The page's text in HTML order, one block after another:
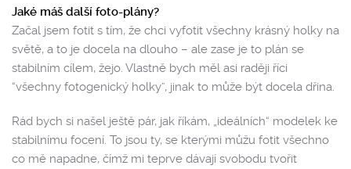
Jaké máš další foto-plány?
Začal jsem fotit s tím, že chci vyfotit všechny krásný holky na
světě, a to je docela na dlouho – ale zase je to plán se
stabilním cílem, žejo. Vlastně bych měl asi raději říci
“všechny fotogenický holky”, jinak to může být docela dřina.
Rád bych si našel ještě pár, jak říkám, „ideálních“ modelek ke
stabilnímu focení. To jsou ty, se kterými můžu fotit všechno
co mě napadne, čímž mi teprve dávají svobodu tvořit